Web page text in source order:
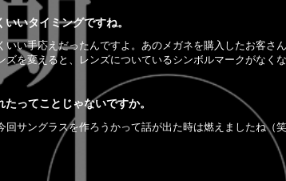
いタイミングですね。
いい手応えだったんですよ。あのメガネを購入したお客さ
を変えると、レンズについているシンボルマークがなく
ってことじゃないですか。
サングラスを作ろうかって話が出た時は燃えましたね（笑